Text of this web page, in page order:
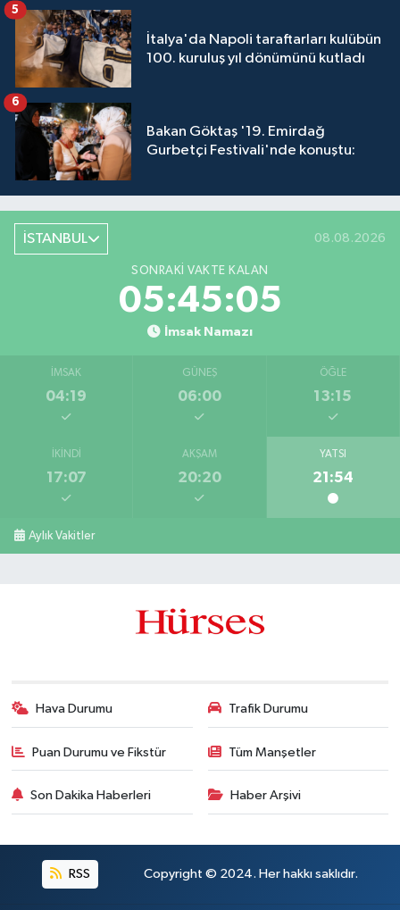
İtalya'da Napoli taraftarları kulübün
100. kuruluş yıl dönümünü kutladı
5
Bakan Göktaş '19. Emirdağ
Gurbetçi Festivali'nde konuştu:
6
İSTANBUL 08.08.2026
SONRAKI VAKTE KALAN
05:45:04
İmsak Namazı
İMSAK
04:19
GÜNEŞ
06:00
ÖĞLE
13:15
İKINDI
17:07
AKŞAM
20:20
YATSI
21:54
Aylık Vakitler
Hava Durumu Trafik Durumu
Puan Durumu ve Fikstür Tüm Manşetler
Son Dakika Haberleri Haber Arşivi
RSS Copyright © 2024. Her hakkı saklıdır.